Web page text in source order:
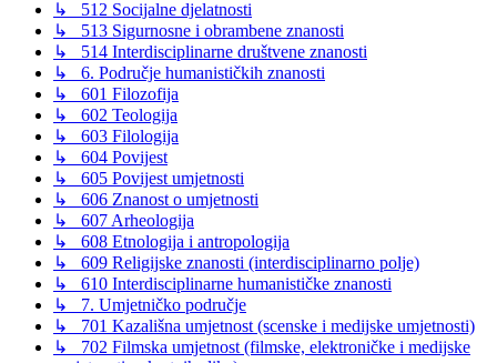
↳ 512 Socijalne djelatnosti
↳ 513 Sigurnosne i obrambene znanosti
↳ 514 Interdisciplinarne društvene znanosti
↳ 6. Područje humanističkih znanosti
↳ 601 Filozofija
↳ 602 Teologija
↳ 603 Filologija
↳ 604 Povijest
↳ 605 Povijest umjetnosti
↳ 606 Znanost o umjetnosti
↳ 607 Arheologija
↳ 608 Etnologija i antropologija
↳ 609 Religijske znanosti (interdisciplinarno polje)
↳ 610 Interdisciplinarne humanističke znanosti
↳ 7. Umjetničko područje
↳ 701 Kazališna umjetnost (scenske i medijske umjetnosti)
↳ 702 Filmska umjetnost (filmske, elektroničke i medijske